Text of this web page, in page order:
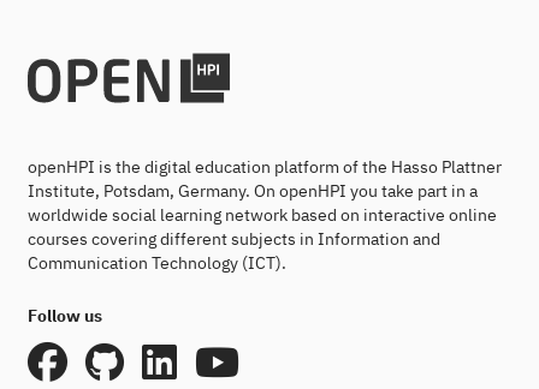
openHPI is the digital education platform of the Hasso Plattner
Institute, Potsdam, Germany. On openHPI you take part in a
worldwide social learning network based on interactive online
courses covering different subjects in Information and
Communication Technology (ICT).
Follow us